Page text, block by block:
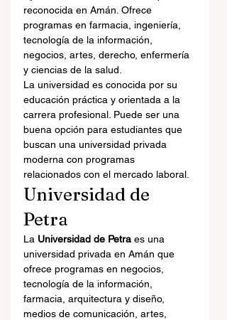
reconocida en Amán. Ofrece
programas en farmacia, ingeniería,
tecnología de la información,
negocios, artes, derecho, enfermería
y ciencias de la salud.
La universidad es conocida por su
educación práctica y orientada a la
carrera profesional. Puede ser una
buena opción para estudiantes que
buscan una universidad privada
moderna con programas
relacionados con el mercado laboral.
Universidad de
Petra
La Universidad de Petra es una
universidad privada en Amán que
ofrece programas en negocios,
tecnología de la información,
farmacia, arquitectura y diseño,
medios de comunicación, artes,